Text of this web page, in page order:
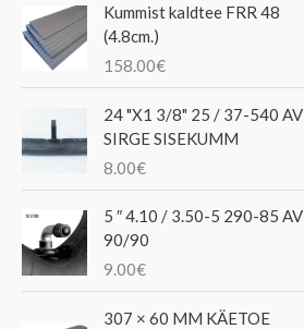
Kummist kaldtee FRR 48
(4.8cm.)
158.00€
24 "X1 3/8" 25 / 37-540 AV
SIRGE SISEKUMM
8.00€
5 ″ 4.10 / 3.50-5 290-85 AV
90/90
9.00€
307 × 60 MM KÄETOE